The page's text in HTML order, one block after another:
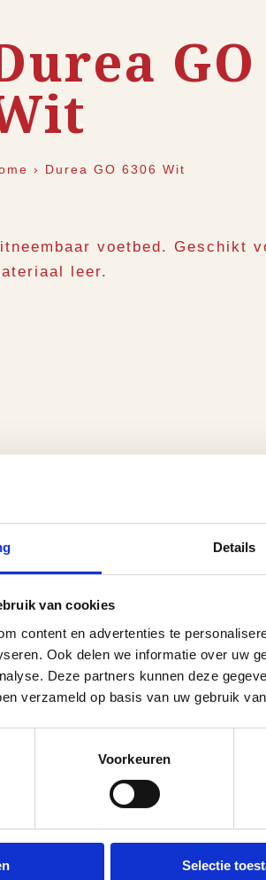
Details
van cookies
content en advertenties te
Ook delen we informatie over uw
Deze partners kunnen deze
verzameld op basis van uw gebruik
Voorkeuren
Selectie
GO
› Durea GO 6306 Wit
voetbed. Geschikt
leer.